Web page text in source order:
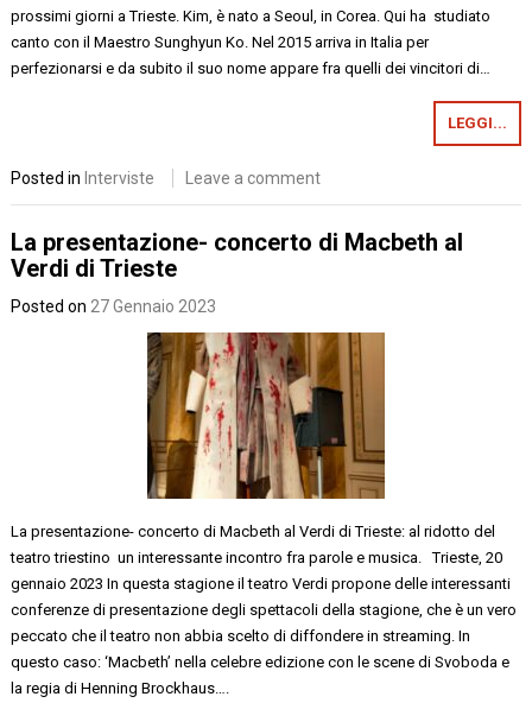
prossimi giorni a Trieste. Kim, è nato a Seoul, in Corea. Qui ha studiato
canto con il Maestro Sunghyun Ko. Nel 2015 arriva in Italia per
perfezionarsi e da subito il suo nome appare fra quelli dei vincitori di…
LEGGI...
Posted in Interviste Leave a comment
La presentazione- concerto di Macbeth al
Verdi di Trieste
Posted on 27 Gennaio 2023
La presentazione- concerto di Macbeth al Verdi di Trieste: al ridotto del
teatro triestino un interessante incontro fra parole e musica. Trieste, 20
gennaio 2023 In questa stagione il teatro Verdi propone delle interessanti
conferenze di presentazione degli spettacoli della stagione, che è un vero
peccato che il teatro non abbia scelto di diffondere in streaming. In
questo caso: ‘Macbeth’ nella celebre edizione con le scene di Svoboda e
la regia di Henning Brockhaus….